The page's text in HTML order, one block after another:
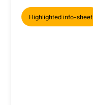
Highlighted info-sheet